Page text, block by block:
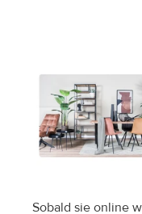
Sobald sie online